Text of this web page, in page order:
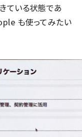
ている状態であ
も使ってみたい